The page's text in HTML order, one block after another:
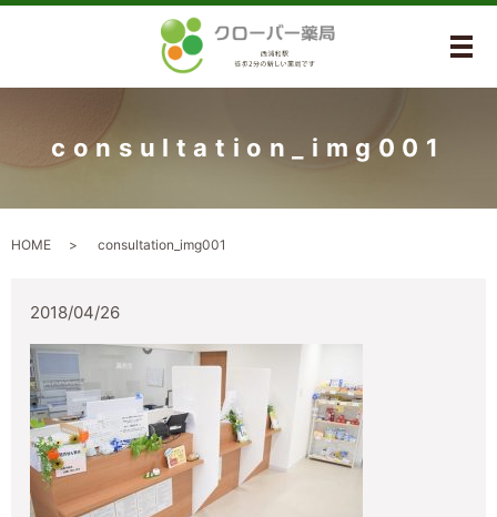
メ
consultation_img001
HOME consultation_img001
2018/04/26